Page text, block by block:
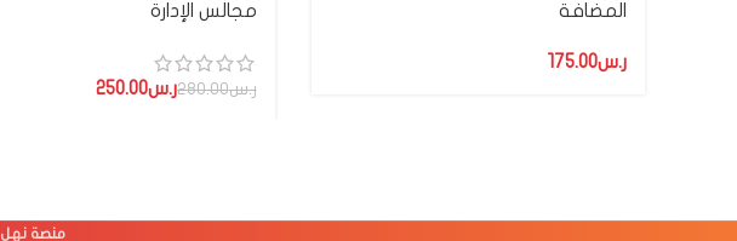
المضافة
ر.س
مجالس الإدارة
ر.س280.00ر.س250.00
منصة نهل